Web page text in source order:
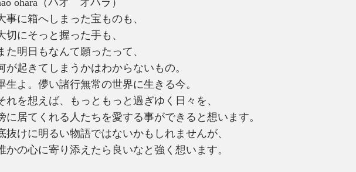
ohara（ハオ オハラ）
事に箱へしまった宝ものも、
切にそっと握った手も、
た明日もなんて願ったって、
が起きてしまうかはわからないもの。
生よ。儚い諸行無常の世界に生きる今。
れを想えば、もっともっと過ぎゆく日々を、
に居てくれる人たちを愛する事ができると想います。
抜けに明るい物語ではないかもしれませんが、
かの心に寄り添えたら良いなと強く想います。